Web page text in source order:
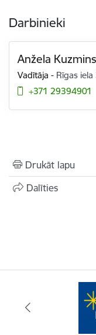
Darbinieki
Anžela
Vadītāja - Rīgas
+371 29394901
Drukāt lapu
Dalīties